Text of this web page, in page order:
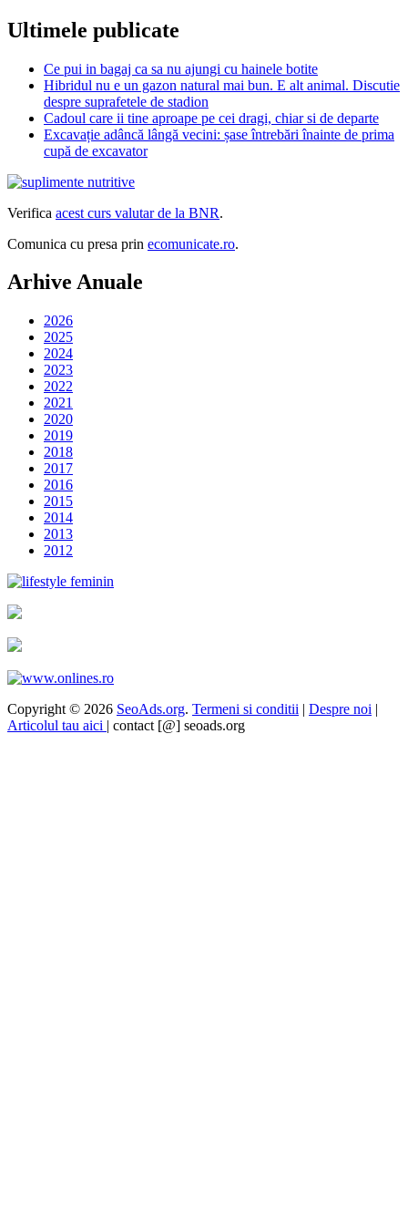
Ultimele publicate
Ce pui in bagaj ca sa nu ajungi cu hainele botite
Hibridul nu e un gazon natural mai bun. E alt animal. Discutie
despre suprafetele de stadion
Cadoul care ii tine aproape pe cei dragi, chiar si de departe
Excavație adâncă lângă vecini: șase întrebări înainte de prima
cupă de excavator
Verifica acest curs valutar de la BNR.
Comunica cu presa prin ecomunicate.ro.
Arhive Anuale
2026
2025
2024
2023
2022
2021
2020
2019
2018
2017
2016
2015
2014
2013
2012
Copyright © 2026 SeoAds.org. Termeni si conditii | Despre noi |
Articolul tau aici | contact [@] seoads.org